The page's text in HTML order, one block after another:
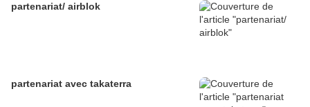
partenariat/ airblok
partenariat avec takaterra